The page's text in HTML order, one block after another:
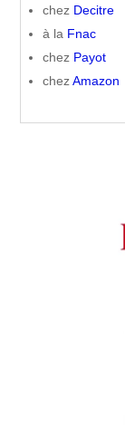
chez Decitre
à la Fnac
chez Payot
chezAmazon